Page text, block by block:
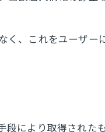
、これをユーザー
段により取得された